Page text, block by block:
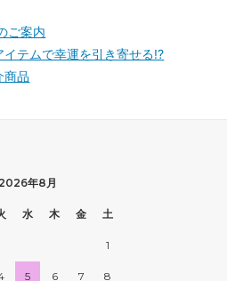
ご案内
テムで幸運を引き寄せる!?
商品
2026年8月
水 木 金 土
1
5 6 7 8